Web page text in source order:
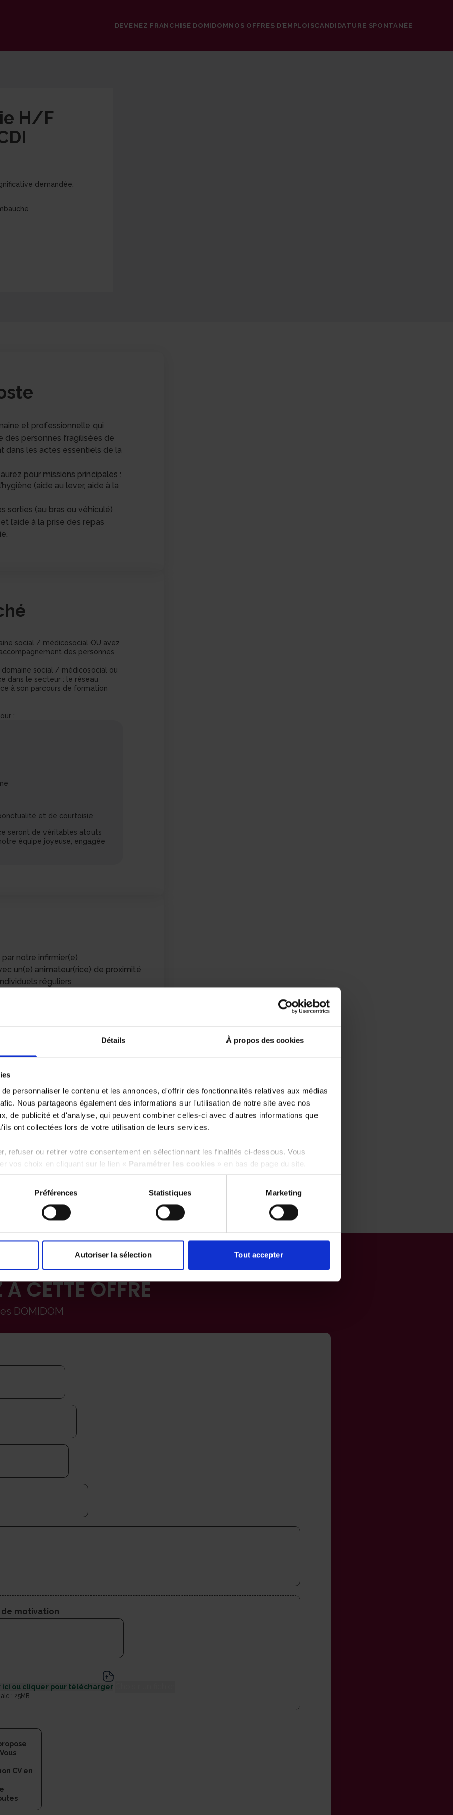
Détails À propos des cookies
personnaliser le contenu et les annonces, d'offrir des fonctionnalités relatives aux médias
Nous partageons également des informations sur l'utilisation de notre site avec nos
de publicité et d'analyse, qui peuvent combiner celles-ci avec d'autres informations que
ont collectées lors de votre utilisation de leurs services.
refuser ou retirer votre consentement en sélectionnant les finalités ci-dessous. Vous
vos choix en cliquant sur le lien « Paramétrer les cookies » en bas de page du site.
Préférences Statistiques Marketing
Autoriser la sélection Tout accepter
DEVENEZ FRANCHISÉ DOMIDOMNOS OFFRES D’EMPLOISCANDIDATURE SPONTANÉE
H/F
demandée.
et professionnelle qui
des personnes fragilisées de
dans les actes essentiels de la
pour missions principales :
(aide au lever, aide à la
sorties (au bras ou véhiculé)
l’aide à la prise des repas
social / médicosocial OU avez
des personnes
domaine social / médicosocial ou
dans le secteur : le réseau
à son parcours de formation
:
et de courtoisie
seront de véritables atouts
équipe joyeuse, engagée
notre infirmier(e)
un(e) animateur(rice) de proximité
réguliers
vos compétences
notre centre
défini avec vous afin de s’adapter
payés
€ et 12,50 € brut
selon assiduité et qualité des
de réductions et de tarifs
et courses alimentaires
le remboursement des frais en cas
à hauteur de 0,42 cts/km
véhicule personnel chez nos
CETTE OFFRE
DOMIDOM
motivation
ici ou cliquer pour télécharger
: 25MB